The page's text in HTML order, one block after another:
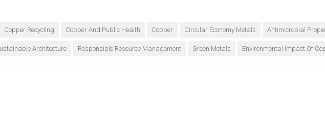
Antimicrobial
Circular Economy Metals
Copper
Copper And Public Health
Copper Recycling
Environmental Impact Of
Green Metals
Responsible Resource Management
Architecture